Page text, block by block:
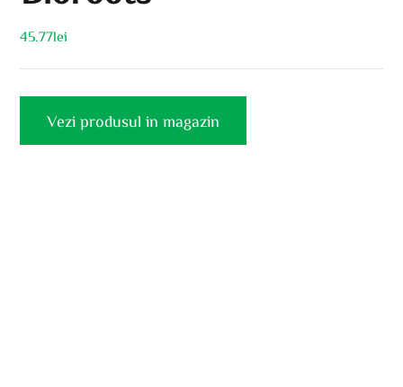
45.77lei
Vezi produsul in magazin